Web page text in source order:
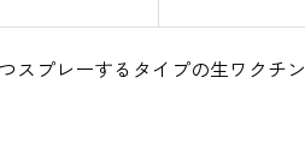
スプレーするタイプの生ワクチン